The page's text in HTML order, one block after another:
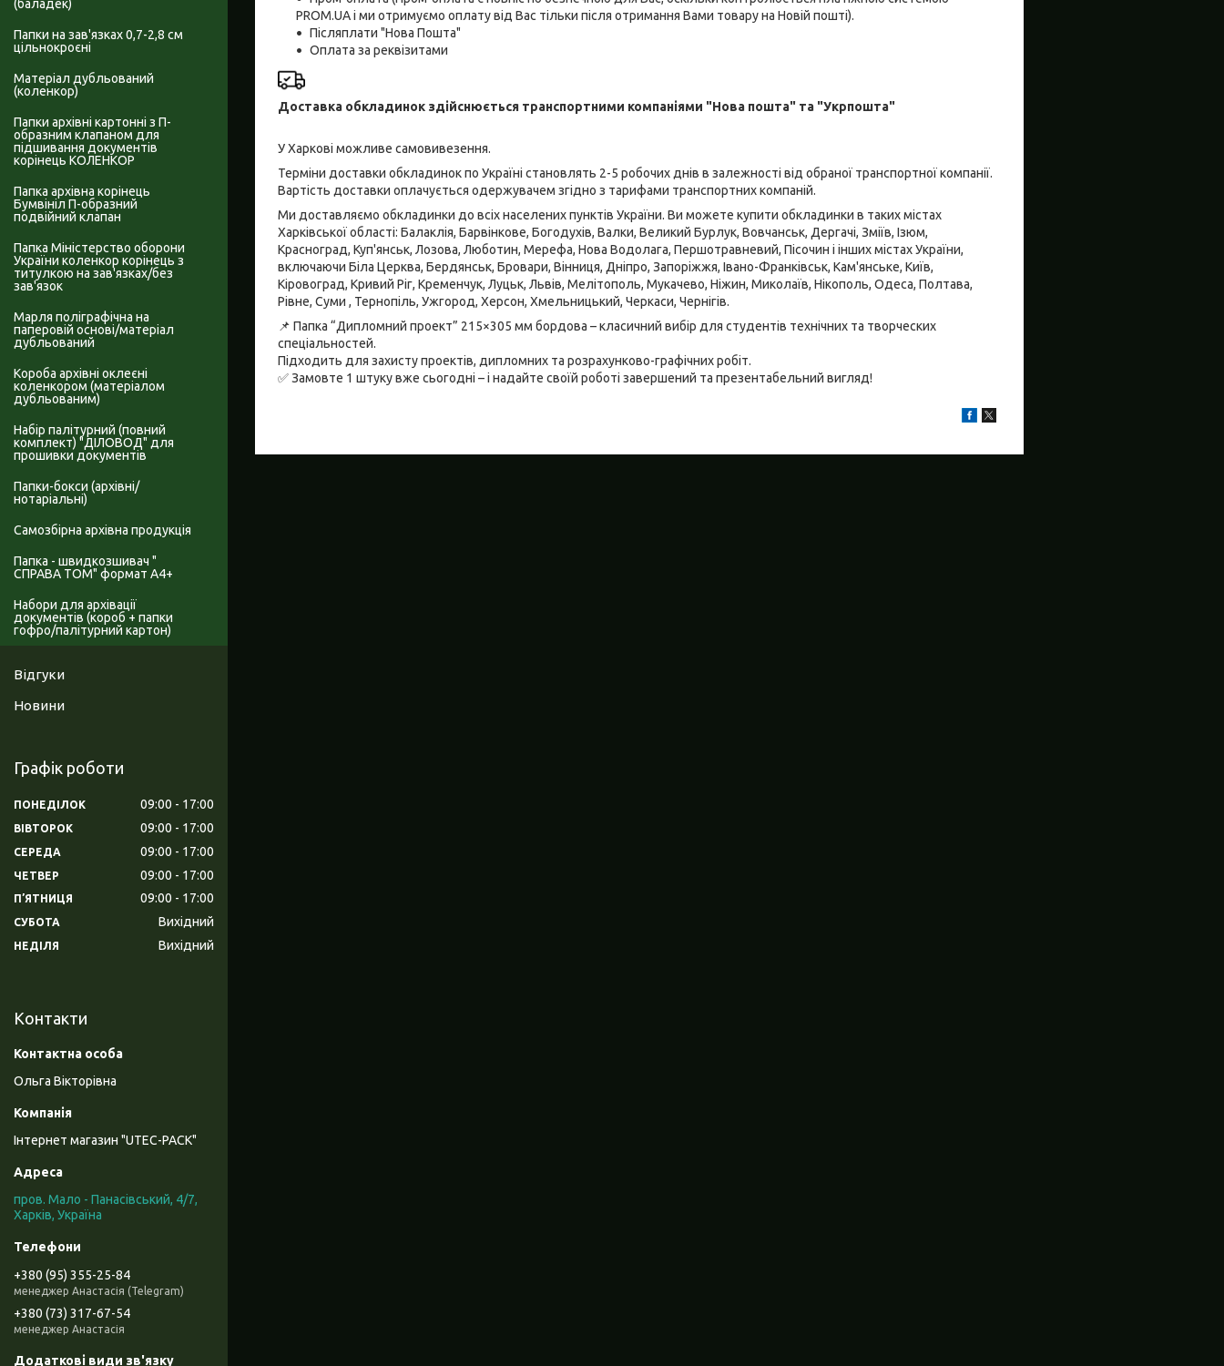
PROM.UA і ми отримуємо оплату від Вас тільки після отримання Вами товару на Новій пошті).
Післяплати "Нова Пошта"
Оплата за реквізитами
Доставка обкладинок здійснюється транспортними компаніями "Нова пошта" та "Укрпошта"
У Харкові можливе самовивезення.
Терміни доставки обкладинок по Україні становлять 2-5 робочих днів в залежності від обраної транспортної компанії.
Вартість доставки оплачується одержувачем згідно з тарифами транспортних компаній.
Ми доставляємо обкладинки до всіх населених пунктів України. Ви можете купити обкладинки в таких містах
Харківської області: Балаклія, Барвінкове, Богодухів, Валки, Великий Бурлук, Вовчанськ, Дергачі, Зміїв, Ізюм,
Красноград, Куп'янськ, Лозова, Люботин, Мерефа, Нова Водолага, Першотравневий, Пісочин і інших містах України,
включаючи Біла Церква, Бердянськ, Бровари, Вінниця, Дніпро, Запоріжжя, Івано-Франківськ, Кам'янське, Київ,
Кіровоград, Кривий Ріг, Кременчук, Луцьк, Львів, Мелітополь, Мукачево, Ніжин, Миколаїв, Нікополь, Одеса, Полтава,
Рівне, Суми , Тернопіль, Ужгород, Херсон, Хмельницький, Черкаси, Чернігів.
📌 Папка “Дипломний проект” 215×305 мм бордова – класичний вибір для студентів технічних та творческих
спеціальностей.
Підходить для захисту проектів, дипломних та розрахунково-графічних робіт.
✅ Замовте 1 штуку вже сьогодні – і надайте своїй роботі завершений та презентабельний вигляд!
(баладек)
Папки на зав'язках 0,7-2,8 см
цільнокроєні
Матеріал дубльований
(коленкор)
Папки архівні картонні з П-
образним клапаном для
підшивання документів
корінець КОЛЕНКОР
Папка архівна корінець
Бумвініл П-образний
подвійний клапан
Папка Міністерство оборони
України коленкор корінець з
титулкою на зав'язках/без
зав'язок
Марля поліграфічна на
паперовій основі/матеріал
дубльований
Короба архівні оклеєні
коленкором (матеріалом
дубльованим)
Набір палітурний (повний
комплект) "ДІЛОВОД" для
прошивки документів
Папки-бокси (архівні/
нотаріальні)
Самозбірна архівна продукція
Папка - швидкозшивач "
СПРАВА ТОМ" формат А4+
Набори для архівації
документів (короб + папки
гофро/палітурний картон)
Відгуки
Новини
Графік роботи
ПОНЕДІЛОК 09:00 17:00
ВІВТОРОК 09:00 17:00
СЕРЕДА 09:00 17:00
ЧЕТВЕР 09:00 17:00
ПʼЯТНИЦЯ 09:00 17:00
СУБОТА Вихідний
НЕДІЛЯ Вихідний
Контакти
Ольга Вікторівна
Інтернет магазин "UTEC-PACK"
пров. Мало - Панасівський, 4/7,
Харків, Україна
+380 (95) 355-25-84
менеджер Анастасія (Telegram)
+380 (73) 317-67-54
менеджер Анастасія